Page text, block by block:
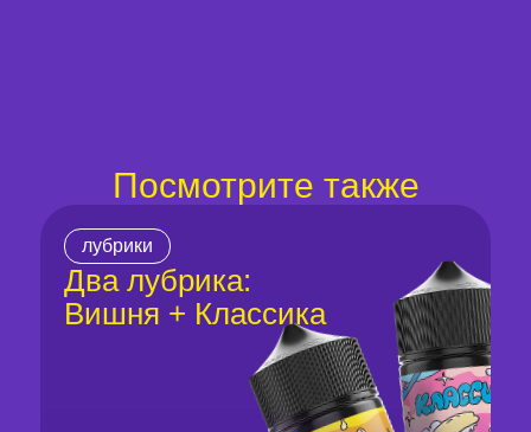
Посмотрите также
лубрики
Два лубрика:
Вишня + Классика